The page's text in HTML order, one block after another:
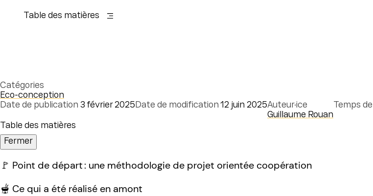
Table des matières
Catégories
Eco-conception
Date de publication 3 février 2025 Date de modification 12 juin 2025Auteur·ice
Guillaume Rouan
Temps
Table des matières
Fermer
🚩 Point de départ : une méthodologie de projet orientée coopération
🫕 Ce qui a été réalisé en amont